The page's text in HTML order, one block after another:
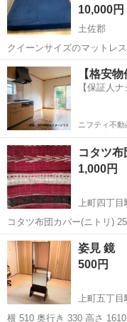
10,000円
土佐郡
クイーンサイズのマットレスと寝
厚さ約15cmの低反発タイプ
低反発マットレストッパーが付属します。 セ
マット...
高知 土佐郡 寝具
【格安
【保証人
ニフティ不動
コタツ布
1,000円
上町四丁目
コタツ布団カバー(ニトリ)
た。使う機会がなくなった
ます。
高知 高知市 上町四
姿見 鏡
500円
上町五丁目